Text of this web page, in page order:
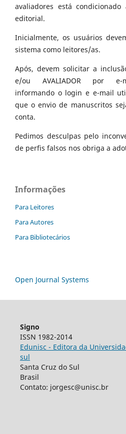
avaliadores está
editorial.
Inicialmente, os usuários
sistema como leitores/as.
Após, devem solicitar a
e/ou AVALIADOR por e-
informando o login e e-mail
que o envio de manuscritos
conta.
Pedimos desculpas pelo
de perfis falsos nos obriga a
Informações
Para Leitores
Para Autores
Para Bibliotecários
Open Journal Systems
Signo
ISSN 1982-2014
Edunisc - Editora da
sul
Santa Cruz do Sul
Brasil
Contato: jorgesc@unisc.br